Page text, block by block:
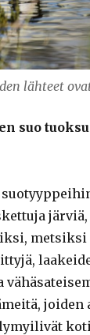
lähteet
suo
metsiksi